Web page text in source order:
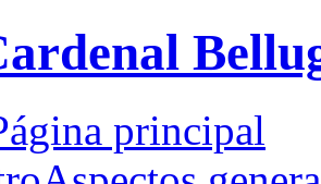
principal